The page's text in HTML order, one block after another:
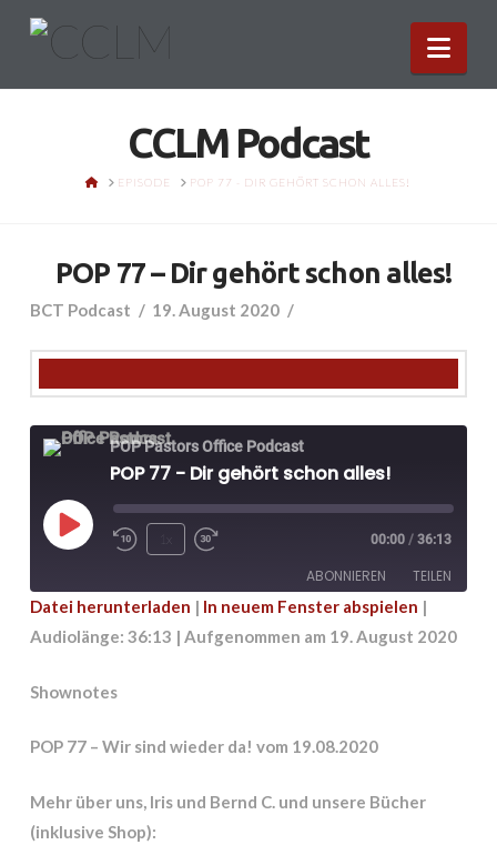
CCLM Podcast
HOMEEPISODE POP 77 - DIR GEHÖRT SCHON ALLES!
POP 77 – Dir gehört schon alles!
BCT Podcast 19. August 2020
POP Pastors Office Podcast
POP 77 - Dir gehört schon alles!
Play
00:00 / 36:13
ABONNIEREN TEILEN
TEILEN
LINK
Datei herunterladen | In neuem Fenster abspielen |
Audiolänge: 36:13 | Aufgenommen am 19. August 2020
Shownotes
POP 77 – Wir sind wieder da! vom 19.08.2020
Mehr über uns, Iris und Bernd C. und unsere Bücher
(inklusive Shop):